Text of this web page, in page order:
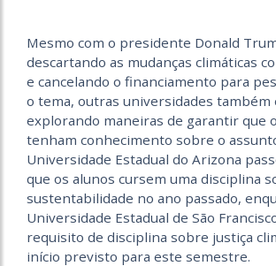
Mesmo com o presidente Donald
descartando as mudanças climáticas
e cancelando o financiamento para
o tema, outras universidades também
explorando maneiras de garantir que
tenham conhecimento sobre o
Universidade Estadual do Arizona
que os alunos cursem uma disciplina
sustentabilidade no ano passado,
Universidade Estadual de São
requisito de disciplina sobre justiça
início previsto para este semestre.